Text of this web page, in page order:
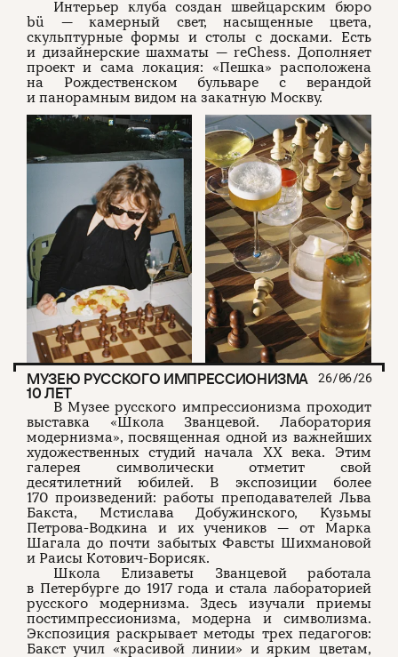
Интерьер клуба создан швейцарским бюро
bü — камерный свет, насыщенные цвета,
скульптурные формы и столы с досками. Есть
и дизайнерские шахматы — reChess. Дополняет
проект и сама локация: «Пешка» расположена
на Рождественском бульваре с верандой
и панорамным видом на закатную Москву.
МУЗЕЮ РУССКОГО ИМПРЕССИОНИЗМА
10 ЛЕТ
26/06/26
В Музее русского импрессионизма проходит
выставка «Школа Званцевой. Лаборатория
модернизма», посвященная одной из важнейших
художественных студий начала XX века. Этим
галерея символически отметит свой
десятилетний юбилей. В экспозиции более
170 произведений: работы преподавателей Льва
Бакста, Мстислава Добужинского, Кузьмы
Петрова-Водкина и их учеников — от Марка
Шагала до почти забытых Фавсты Шихмановой
и Раисы Котович-Борисяк.
Школа Елизаветы Званцевой работала
в Петербурге до 1917 года и стала лабораторией
русского модернизма. Здесь изучали приемы
постимпрессионизма, модерна и символизма.
Экспозиция раскрывает методы трех педагогов:
Бакст учил «красивой линии» и ярким цветам,